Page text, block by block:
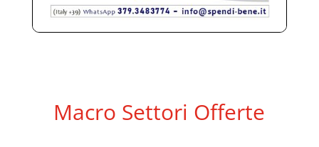
Macro Settori Offerte